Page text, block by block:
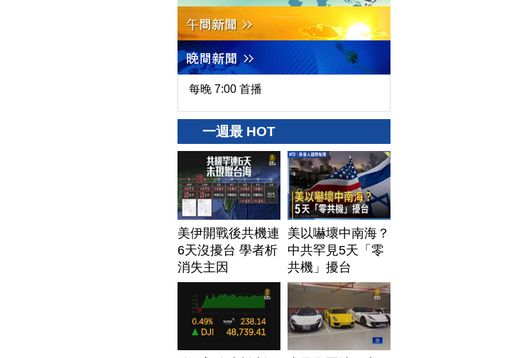
每晚 7:00 首播
一週最 HOT
美伊開戰後共機連
6天沒擾台 學者析
消失主因
美以嚇壞中南海？
中共罕見5天「零
共機」擾台